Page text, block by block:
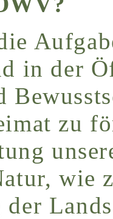
in der
zu
wie
der